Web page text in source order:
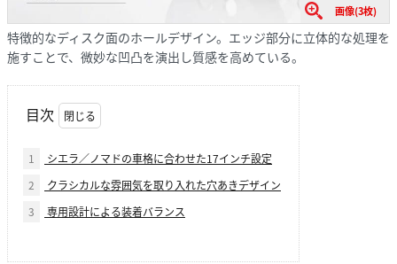
画像(3枚)
特徴的なディスク面のホールデザイン。エッジ部分に立体的な処理を
施すことで、微妙な凹凸を演出し質感を高めている。
目次
1
シエラ／ノマドの車格に合わせた17インチ設定
2
クラシカルな雰囲気を取り入れた穴あきデザイン
3
専用設計による装着バランス